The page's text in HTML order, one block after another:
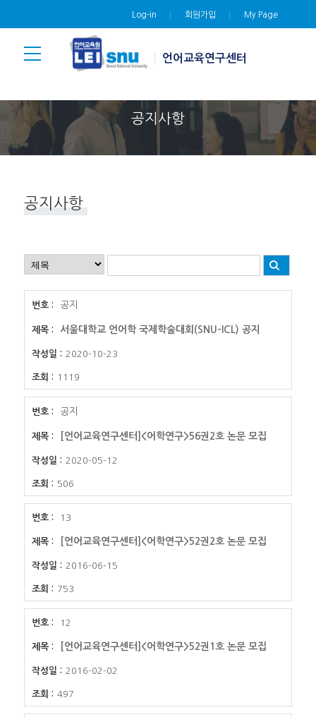
Log-in 회원가입 My Page
언어교육연구센터
공지사항
공지사항
공지
서울대학교 언어학 국제학술대회(SNU-ICL) 공지
2020-10-23
1119
공지
[언어교육연구센터]<어학연구>56권2호 논문 모집
2020-05-12
506
13
[언어교육연구센터]<어학연구>52권2호 논문 모집
2016-06-15
753
12
[언어교육연구센터]<어학연구>52권1호 논문 모집
2016-02-02
497